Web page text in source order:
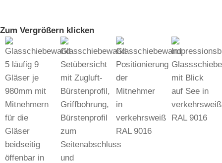
Zum Vergrößern klicken